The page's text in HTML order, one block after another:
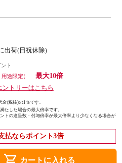
出荷(日祝休除)
用途限定）
最大10倍
トリーはこちら
(税抜)の1％です。
たした場合の最大倍率です。
トの進呈数・付与倍率が最大倍率より少なくなる場合が
払ならポイント3倍
カートに入れる